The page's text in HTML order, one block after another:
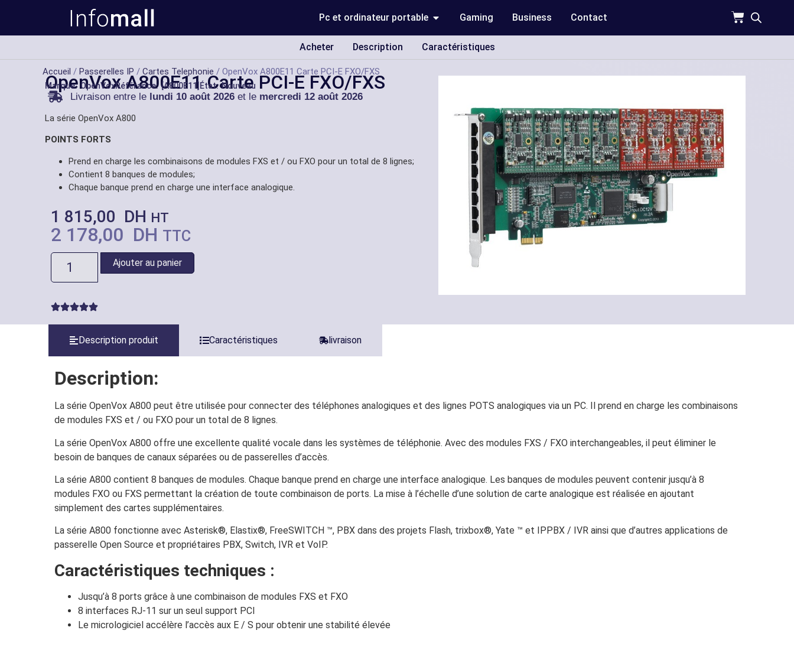
Pc et ordinateur portable Gaming Business Contact
Acheter Description Caractéristiques
Accueil / Passerelles IP / Cartes Telephonie / OpenVox A800E11 Carte PCI-E FXO/FXS
OpenVox A800E11 Carte PCI-E FXO/FXS
Marque: OpenVoxRéférance: [A800E11] État: Nouveau
Livraison entre le lundi 10 août 2026 et le mercredi 12 août 2026
La série OpenVox A800
POINTS FORTS
Prend en charge les combinaisons de modules FXS et / ou FXO pour un total de 8 lignes;
Contient 8 banques de modules;
Chaque banque prend en charge une interface analogique.
1 815,00 DH HT
2 178,00 DH TTC
Ajouter au panier
Description produit Caractéristiques livraison
Description:
La série OpenVox A800 peut être utilisée pour connecter des téléphones analogiques et des lignes POTS analogiques via un PC. Il prend en charge les combinaisons
de modules FXS et / ou FXO pour un total de 8 lignes.
La série OpenVox A800 offre une excellente qualité vocale dans les systèmes de téléphonie. Avec des modules FXS / FXO interchangeables, il peut éliminer le
besoin de banques de canaux séparées ou de passerelles d’accès.
La série A800 contient 8 banques de modules. Chaque banque prend en charge une interface analogique. Les banques de modules peuvent contenir jusqu’à 8
modules FXO ou FXS permettant la création de toute combinaison de ports. La mise à l’échelle d’une solution de carte analogique est réalisée en ajoutant
simplement des cartes supplémentaires.
La série A800 fonctionne avec Asterisk®, Elastix®, FreeSWITCH ™, PBX dans des projets Flash, trixbox®, Yate ™ et IPPBX / IVR ainsi que d’autres applications de
passerelle Open Source et propriétaires PBX, Switch, IVR et VoIP.
Caractéristiques techniques :
Jusqu’à 8 ports grâce à une combinaison de modules FXS et FXO
8 interfaces RJ-11 sur un seul support PCI
Le micrologiciel accélère l’accès aux E / S pour obtenir une stabilité élevée